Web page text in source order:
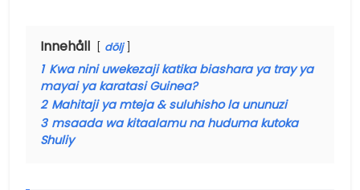
Innehåll dölj
1 Kwa nini uwekezaji katika biashara ya tray ya
mayai ya karatasi Guinea?
2 Mahitaji ya mteja & suluhisho la ununuzi
3 msaada wa kitaalamu na huduma kutoka
Shuliy